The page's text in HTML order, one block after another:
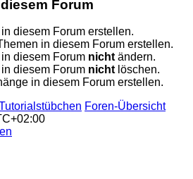
Forum
diesem Forum erstellen.
in diesem Forum erstellen.
diesem Forum nichtändern.
diesem Forum nichtlöschen.
in diesem Forum erstellen.
Foren-Übersicht